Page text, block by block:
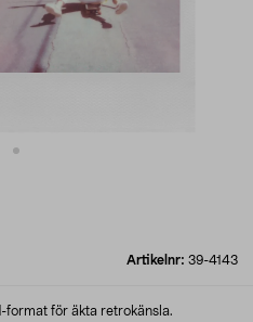
Artikelnr: 39-4143
format för äkta retrokänsla.